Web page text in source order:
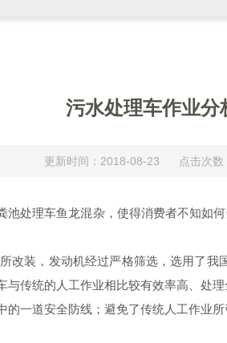
污水处理车作业分
更新时间：2018-08-23 点击次数
处理车鱼龙混杂，使得消费者不知如
装，发动机经过严格筛选，选用了
传统的人工作业相比较有效率高、处
一道安全防线；避免了传统人工作业